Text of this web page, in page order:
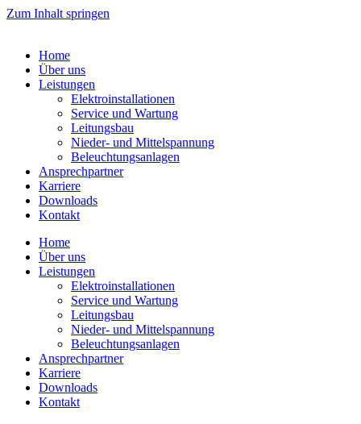
Zum Inhalt springen
Home
Über uns
Leistungen
Elektroinstallationen
Service und Wartung
Leitungsbau
Nieder- und Mittelspannung
Beleuchtungsanlagen
Ansprechpartner
Karriere
Downloads
Kontakt
Home
Über uns
Leistungen
Elektroinstallationen
Service und Wartung
Leitungsbau
Nieder- und Mittelspannung
Beleuchtungsanlagen
Ansprechpartner
Karriere
Downloads
Kontakt